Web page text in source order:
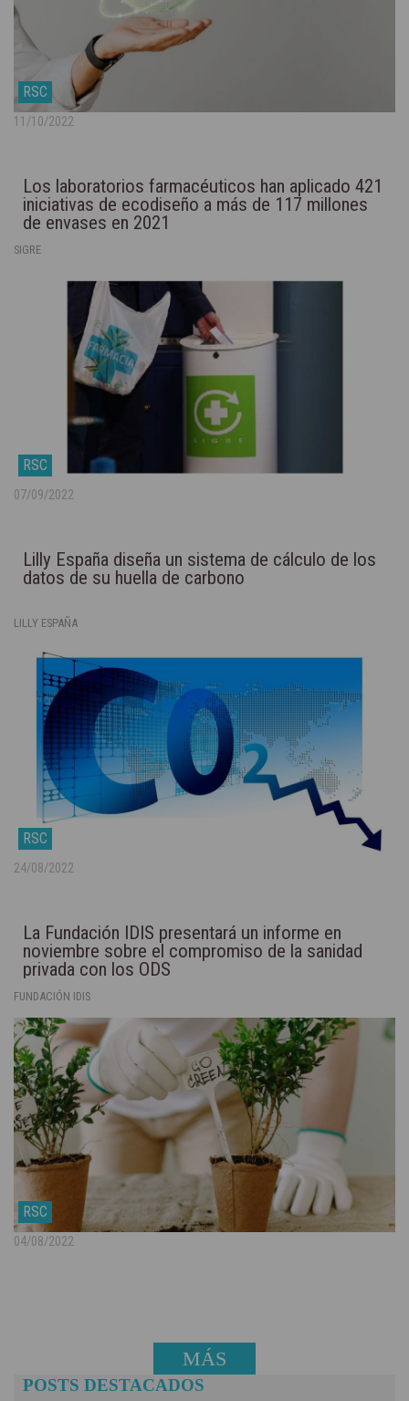
RSC
11/10/2022
Los laboratorios farmacéuticos han aplicado 421
iniciativas de ecodiseño a más de 117 millones
de envases en 2021
SIGRE
RSC
07/09/2022
Lilly España diseña un sistema de cálculo de los
datos de su huella de carbono
LILLY ESPAÑA
RSC
24/08/2022
La Fundación IDIS presentará un informe en
noviembre sobre el compromiso de la sanidad
privada con los ODS
FUNDACIÓN IDIS
RSC
04/08/2022
MÁS
NOTICIAS
POSTS DESTACADOS